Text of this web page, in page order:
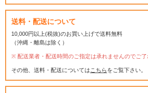
送料・配送について
10,000円以上(税抜)のお買い上げで送料無料
（沖縄・離島は除く）
配送業者・配送時間のご指定は承れませんのでご了
その他、送料・配送については こちらをご覧下さい。